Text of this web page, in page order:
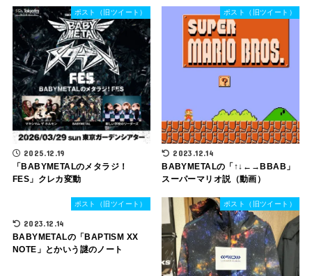
ポスト（旧ツイート）
2025.12.19
「BABYMETALのメタラジ！
FES」クレカ変動
ポスト（旧ツイート）
2023.12.14
BABYMETALの「↑↓←→BBAB」
スーパーマリオ説（動画）
ポスト（旧ツイート）
2023.12.14
BABYMETALの「BAPTISM XX
NOTE」とかいう謎のノート
ポスト（旧ツイート）